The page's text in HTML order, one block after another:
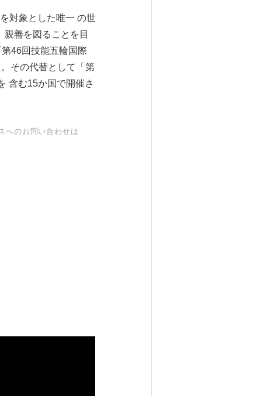
対象とした唯一 の世
善を図ることを目
46回技能五輪国際
その代替として「第
含む15か国で開催さ
へのお問い合わせは